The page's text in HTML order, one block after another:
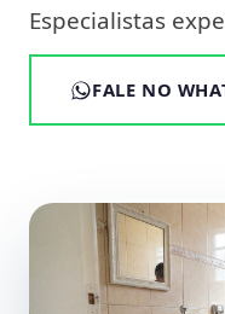
Especialistas
FALE NO